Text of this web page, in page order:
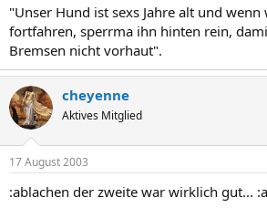
"Unser Hund ist sexs Jahre alt und
fortfahren, sperrma ihn hinten rein,
Bremsen nicht vorhaut".
cheyenne
Aktives Mitglied
17 August 2003
:ablachen der zweite war wirklich gut...